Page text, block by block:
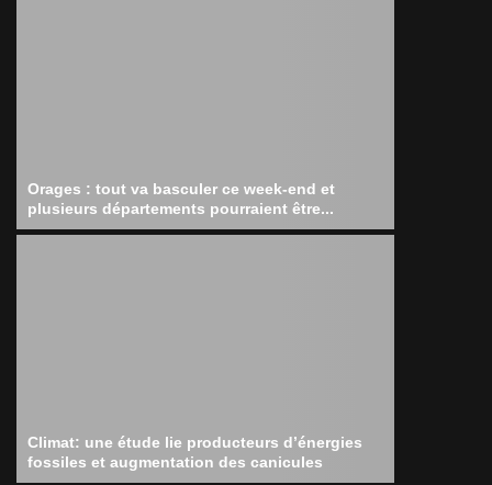
Orages : tout va basculer ce week-end et
plusieurs départements pourraient être...
Climat: une étude lie producteurs d’énergies
fossiles et augmentation des canicules